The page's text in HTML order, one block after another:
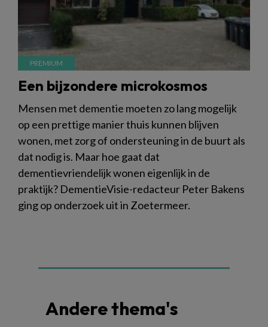
Een bijzondere microkosmos
Mensen met dementie moeten zo lang mogelijk
op een prettige manier thuis kunnen blijven
wonen, met zorg of ondersteuning in de buurt als
dat nodig is. Maar hoe gaat dat
dementievriendelijk wonen eigenlijk in de
praktijk? DementieVisie-redacteur Peter Bakens
ging op onderzoek uit in Zoetermeer.
Andere thema's